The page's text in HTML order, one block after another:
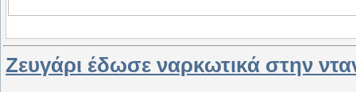
Ζευγάρι έδωσε ναρκωτικά στην